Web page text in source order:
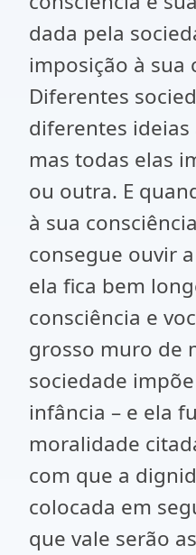
dada pela
imposição à sua
Diferentes
diferentes ideias
mas todas elas
ou outra. E
à sua
consegue ouvir
ela fica bem
consciência e
grosso muro de
sociedade
infância – e ela
moralidade
com que a
colocada em
que vale serão